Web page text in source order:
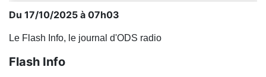
Du 17/10/2025 à 07h03
Le Flash Info, le journal d'ODS radio
Flash Info